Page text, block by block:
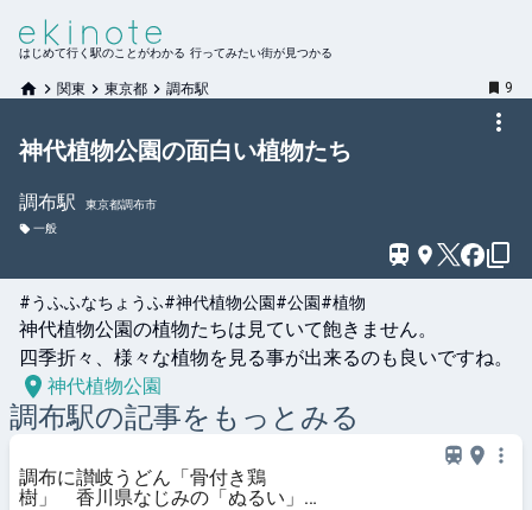
はじめて行く駅のことがわかる 行ってみたい街が見つかる
関東 東京都 調布駅 9
神代植物公園の面白い植物たち
調布駅
東京都調布市
一般
#うふふなちょうふ#神代植物公園#公園#植物
神代植物公園の植物たちは見ていて飽きません。
四季折々、様々な植物を見る事が出来るのも良いですね。
神代植物公園
調布駅の記事をもっとみる
調布に讃岐うどん「骨付き鶏
樹」 香川県なじみの「ぬるい」も